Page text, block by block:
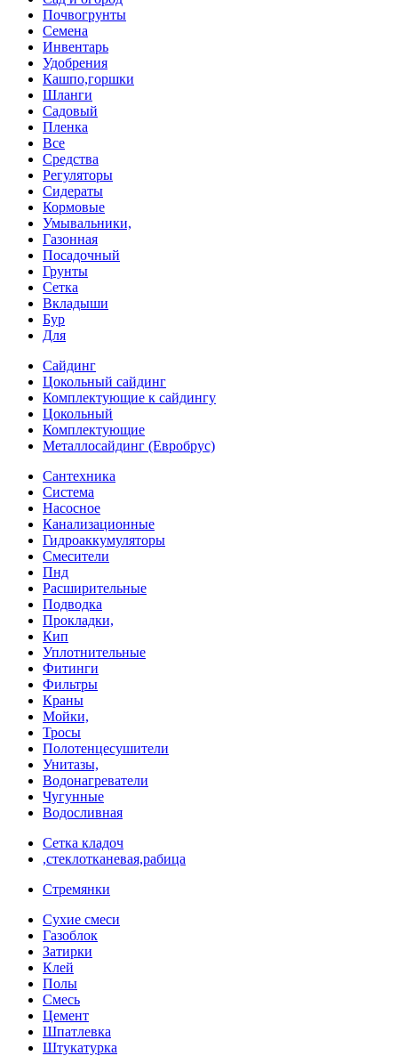
Почвогрунты
Семена
Инвентарь
Удобрения
Кашпо,горшки
Шланги
Садовый
Пленка
Все
Средства
Регуляторы
Сидераты
Кормовые
Умывальники,
Газонная
Посадочный
Грунты
Сетка
Вкладыши
Бур
Для
Сайдинг
Цокольный сайдинг
Комплектующие к сайдингу
Цокольный
Комплектующие
Металлосайдинг (Евробрус)
Сантехника
Система
Насосное
Канализационные
Гидроаккумуляторы
Смесители
Пнд
Расширительные
Подводка
Прокладки,
Кип
Уплотнительные
Фитинги
Фильтры
Краны
Мойки,
Тросы
Полотенцесушители
Унитазы,
Водонагреватели
Чугунные
Водосливная
Сетка кладоч
,стеклотканевая,рабица
Стремянки
Сухие смеси
Газоблок
Затирки
Клей
Полы
Смесь
Цемент
Шпатлевка
Штукатурка